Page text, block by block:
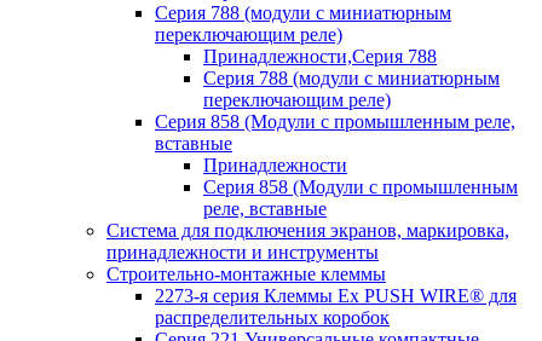
Серия 788 (модули с миниатюрным
переключающим реле)
Принадлежности,Серия 788
Серия 788 (модули с миниатюрным
переключающим реле)
Серия 858 (Модули с промышленным реле,
вставные
Принадлежности
Серия 858 (Модули с промышленным
реле, вставные
Система для подключения экранов, маркировка,
принадлежности и инструменты
Строительно-монтажные клеммы
2273-я серия Клеммы Ex PUSH WIRE® для
распределительных коробок